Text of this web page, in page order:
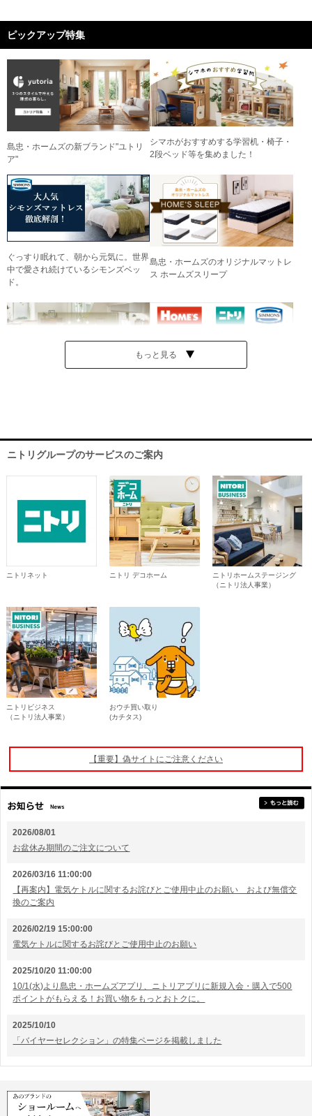
ピックアップ特集
島忠・ホームズの新ブランド"ユトリ
ア"
シマホがおすすめする学習机・椅子・
2段ベッド等を集めました！
ぐっすり眠れて、朝から元気に。世界
中で愛され続けているシモンズベッ
ド。
島忠・ホームズのオリジナルマットレ
ス ホームズスリープ
もっと見る
ニトリグループのサービスのご案内
ニトリネット ニトリ デコホーム
ニトリホームステージング
（ニトリ法人事業）
ニトリビジネス
（ニトリ法人事業）
おウチ買い取り
(カチタス)
【重要】偽サイトにご注意ください
2026/08/01
お盆休み期間のご注文について
2026/03/16 11:00:00
【再案内】電気ケトルに関するお詫びとご使用中止のお願い および無償交
換のご案内
2026/02/19 15:00:00
電気ケトルに関するお詫びとご使用中止のお願い
2025/10/20 11:00:00
10/1(水)より島忠・ホームズアプリ、ニトリアプリに新規入会・購入で500
ポイントがもらえる！お買い物をもっとおトクに。
2025/10/10
「バイヤーセレクション」の特集ページを掲載しました